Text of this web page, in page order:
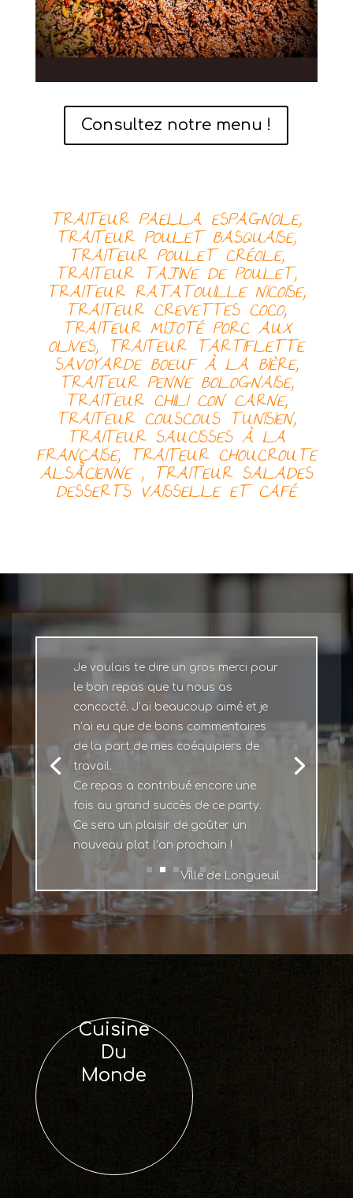
Consultez notre menu !
TRAITEUR PAELLA ESPAGNOLE,
TRAITEURPOULET BASQUAISE,
TRAITEURPOULET CRÉOLE,
TRAITEURTAJINE DE POULET,
TRAITEUR RATATOUILLE NICOISE,
TRAITEUR CREVETTES COCO,
TRAITEURMIJOTÉ PORC AUX
OLIVES, TRAITEUR TARTIFLETTE
SAVOYARDE BOEUF À LA BIÈRE,
TRAITEURPENNE BOLOGNAISE,
TRAITEUR CHILI CON CARNE,
TRAITEURCOUSCOUS TUNISIEN,
TRAITEURSAUCISSES À LA
FRANÇAISE, TRAITEUR CHOUCROUTE
ALSACIENNE, TRAITEURSALADES
DESSERTS VAISSELLE ET CAFÉ
Je voulais te dire un gros merci pour
le bon repas que tu nous as
concocté. J’ai beaucoup aimé et je
n’ai eu que de bons commentaires
de la part de mes coéquipiers de
travail.
Ce repas a contribué encore une
fois au grand succès de ce party.
Ce sera un plaisir de goûter un
nouveau plat l’an prochain !
Ville de Longueuil
Cuisine
Du
Monde